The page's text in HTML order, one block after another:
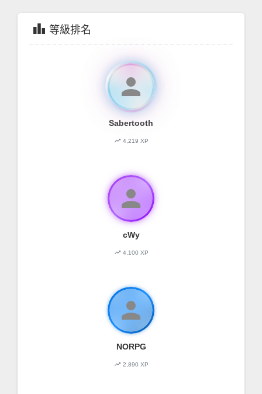
leaderboard 等級排名
person
Sabertooth
trending_up 4,219 XP
person
cWy
trending_up 4,100 XP
person
NORPG
trending_up 2,890 XP